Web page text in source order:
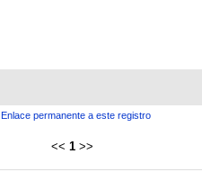
Enlace permanente a este registro
<< 1 >>